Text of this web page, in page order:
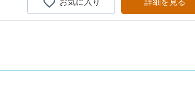
お茶やお菓子で糖分補給もしながら、作業を進めてい